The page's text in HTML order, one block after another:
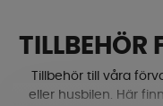
TILLBEHÖR
Tillbehör till våra
eller husbilen. Här